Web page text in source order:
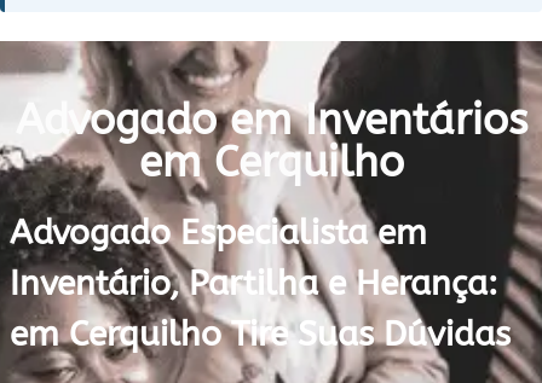
Advogado em Inventários
em Cerquilho
Advogado Especialista em
Inventário, Partilha e Herança:
em Cerquilho Tire Suas Dúvidas